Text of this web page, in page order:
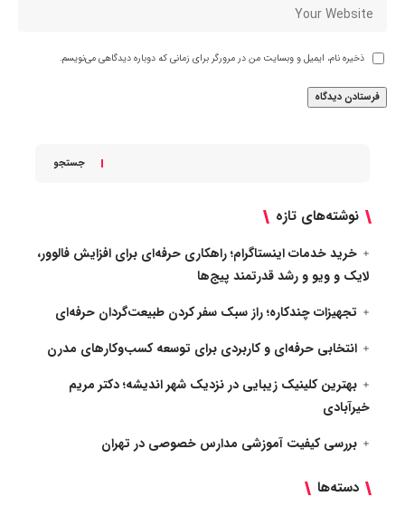
ذخیره نام، ایمیل و وبسایت من در مرورگر برای زمانی که دوباره دیدگاهی می‌نویسم.
جستجو
نوشته‌های تازه
خرید خدمات اینستاگرام؛ راهکاری حرفه‌ای برای افزایش فالوور،
لایک و ویو و رشد قدرتمند پیج‌ها
تجهیزات چندکاره؛ راز سبک سفر کردن طبیعت‌گردان حرفه‌ای
انتخابی حرفه‌ای و کاربردی برای توسعه کسب‌وکارهای مدرن
بهترین کلینیک زیبایی در نزدیک شهر اندیشه؛ دکتر مریم
خیرآبادی
بررسی کیفیت آموزشی مدارس خصوصی در تهران
دسته‌ها